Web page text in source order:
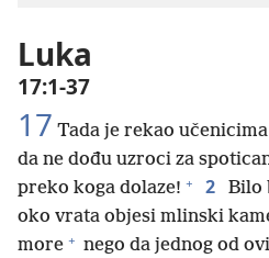
Luka
17:1-37
17 Tada je rekao
da ne dođu uzroci za
preko koga dolaze! + 2
Bilo
oko vrata objesi mlinski
more + nego da jednog od